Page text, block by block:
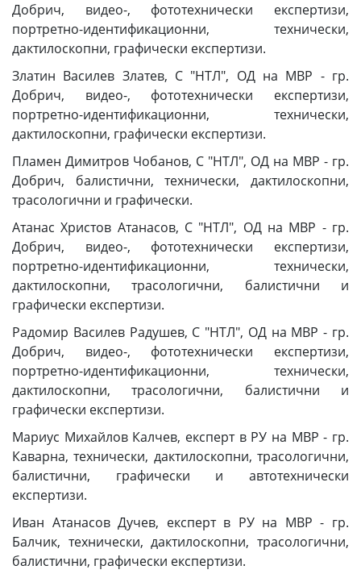
Добрич, видео-, фототехнически експертизи,
портретно-идентификационни, технически,
дактилоскопни, графически експертизи.
Златин Василев Златев, С "НТЛ", ОД на МВР - гр.
Добрич, видео-, фототехнически експертизи,
портретно-идентификационни, технически,
дактилоскопни, графически експертизи.
Пламен Димитров Чобанов, С "НТЛ", ОД на МВР - гр.
Добрич, балистични, технически, дактилоскопни,
трасологични и графически.
Атанас Христов Атанасов, С "НТЛ", ОД на МВР - гр.
Добрич, видео-, фототехнически експертизи,
портретно-идентификационни, технически,
дактилоскопни, трасологични, балистични и
графически експертизи.
Радомир Василев Радушев, С "НТЛ", ОД на МВР - гр.
Добрич, видео-, фототехнически експертизи,
портретно-идентификационни, технически,
дактилоскопни, трасологични, балистични и
графически експертизи.
Мариус Михайлов Калчев, експерт в РУ на МВР - гр.
Каварна, технически, дактилоскопни, трасологични,
балистични, графически и автотехнически
експертизи.
Иван Атанасов Дучев, експерт в РУ на МВР - гр.
Балчик, технически, дактилоскопни, трасологични,
балистични, графически експертизи.